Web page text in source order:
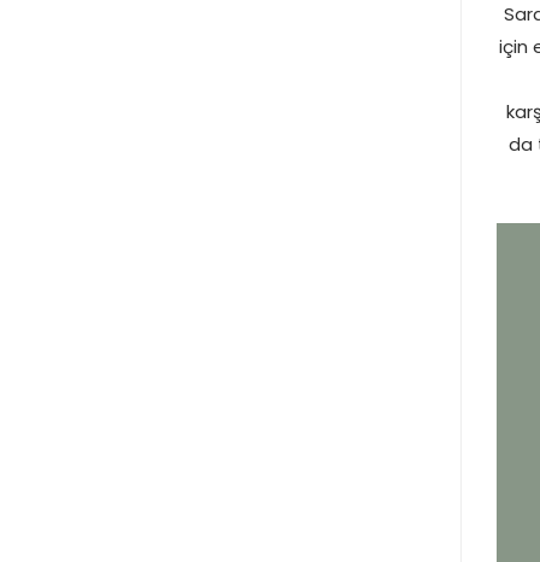
için
da